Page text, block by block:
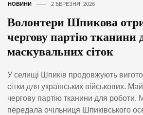
НОВИНИ 2 БЕРЕЗНЯ, 2026
Волонтери Шпикова
чергову партію тканини
маскувальних сіток
У селищі Шпиків продовжують
сітки для українських військових.
чергову партію тканини для роботи.
передала очільниця Шпиківського